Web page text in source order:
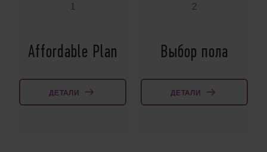
1
Affordable Plan
ДЕТАЛИ
2
Выбор пола
ДЕТАЛИ